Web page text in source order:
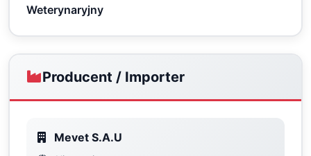
Weterynaryjny
Producent / Importer
Mevet S.A.U